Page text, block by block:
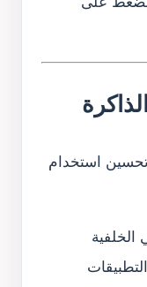
استخدام
الخلفية